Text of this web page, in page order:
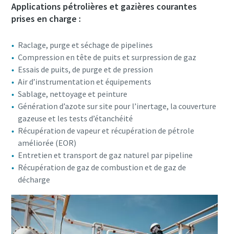
Applications pétrolières et gazières courantes
prises en charge :
Raclage, purge et séchage de pipelines
Compression en tête de puits et surpression de gaz
Essais de puits, de purge et de pression
Air d’instrumentation et équipements
Sablage, nettoyage et peinture
Génération d’azote sur site pour l’inertage, la couverture
gazeuse et les tests d’étanchéité
Récupération de vapeur et récupération de pétrole
améliorée (EOR)
Entretien et transport de gaz naturel par pipeline
Récupération de gaz de combustion et de gaz de
décharge